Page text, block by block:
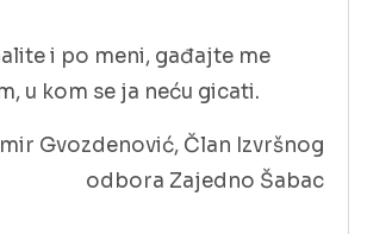
i po meni, gađajte me
u kom se ja neću gicati.
Gvozdenović, Član Izvršnog
odbora Zajedno Šabac